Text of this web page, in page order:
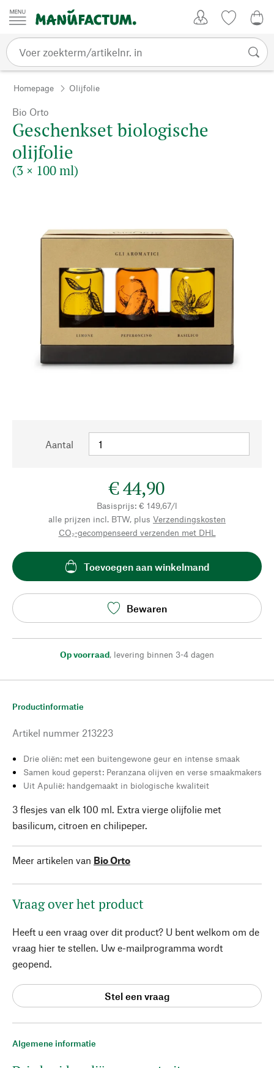
Passer au contenu
Homepage Olijfolie
Bio Orto
Geschenkset biologische
olijfolie
(3 × 100 ml)
Aantal
€ 44,90
Basisprijs: € 149,67/l
alle prijzen incl. BTW, plus Verzendingskosten
CO₂-gecompenseerd verzenden met DHL
Toevoegen aan winkelmand
Bewaren
Op voorraad, levering binnen 3-4 dagen
Algemene informatie
Productinformatie
Artikel nummer 213223
Drie oliën: met een buitengewone geur en intense smaak
Samen koud geperst: Peranzana olijven en verse smaakmakers
Uit Apulië: handgemaakt in biologische kwaliteit
3 flesjes van elk 100 ml. Extra vierge olijfolie met
basilicum, citroen en chilipeper.
Meer artikelen van Bio Orto
Vraag over het product
Heeft u een vraag over dit product? U bent welkom om de
vraag hier te stellen. Uw e-mailprogramma wordt
geopend.
Stel een vraag